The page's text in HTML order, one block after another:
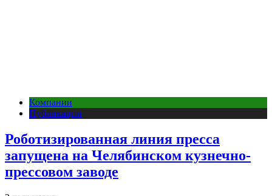
Компании
Публикации
Роботизированная линия пресса
запущена на Челябинском кузнечно-
прессовом заводе